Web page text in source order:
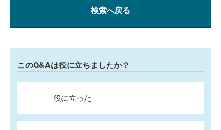
検索へ戻る
このQ&Aは役に立ちましたか？
役に立った